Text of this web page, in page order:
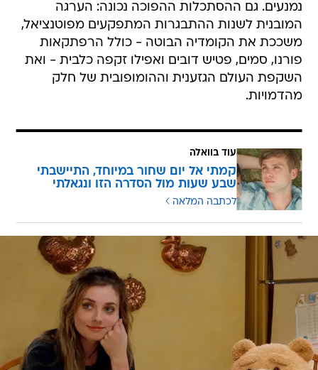
נמנעים. גם ההסתכלות ההפוכה נכונה: הערגה
המובנית לשנות ההתבגרות המתפקעים מפוטנציאל,
משככת את הקומדיה הבוטה - כולל הרפתקאות
פורנו, סמים, פטיש דובים ואפילו זקפה כלבית - ואת
השקפת העולם הגזענית וההומופובית של חלק
מהדמויות.
עוד בוואלה
קמתי אל יום שחור במיוחד, התיישבתי
שבע שעות מול הסדרה הזו ונגאלתי
לכתבה המלאה